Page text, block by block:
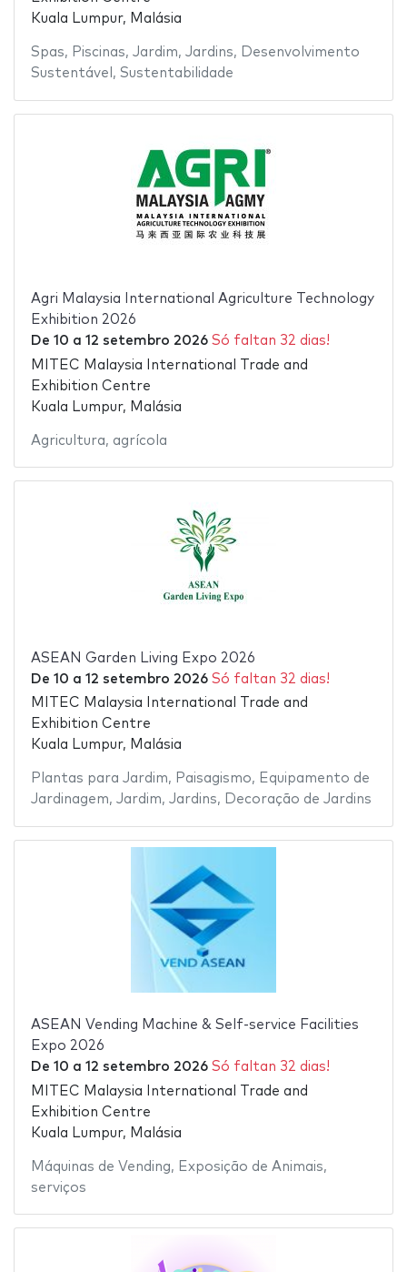
Kuala Lumpur, Malásia
Spas, Piscinas, Jardim, Jardins, Desenvolvimento
Sustentável , Sustentabilidade
Agri Malaysia International Agriculture Technology
Exhibition 2026
De 10 a 12 setembro 2026 Só faltan 32 dias!
MITEC Malaysia International Trade and
Exhibition Centre
Kuala Lumpur, Malásia
Agricultura, agrícola
ASEAN Garden Living Expo 2026
De 10 a 12 setembro 2026 Só faltan 32 dias!
MITEC Malaysia International Trade and
Exhibition Centre
Kuala Lumpur, Malásia
Plantas para Jardim, Paisagismo, Equipamento de
Jardinagem, Jardim, Jardins, Decoração de Jardins
ASEAN Vending Machine & Self-service Facilities
Expo 2026
De 10 a 12 setembro 2026 Só faltan 32 dias!
MITEC Malaysia International Trade and
Exhibition Centre
Kuala Lumpur, Malásia
Máquinas de Vending, Exposição de Animais,
serviços